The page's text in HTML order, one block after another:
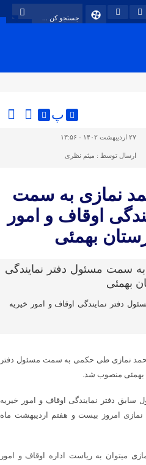
پ
۲۷ اردیبهشت ۱۴۰۲ - ۱۳:۵۶
ارسال توسط : میثم نظری
نمازی به سمت
اوقاف و امور
بهمئی
دفتر نمایندگی اوقاف و امور خیریه
نمازی طی حکمی به سمت مسئول دفتر
بهمئی منصوب شد.
دفتر نمایندگی اوقاف و امور خیریه
امروز بیست و هفتم اردیبهشت ماه
میتوان به ریاست اداره اوقاف و امور